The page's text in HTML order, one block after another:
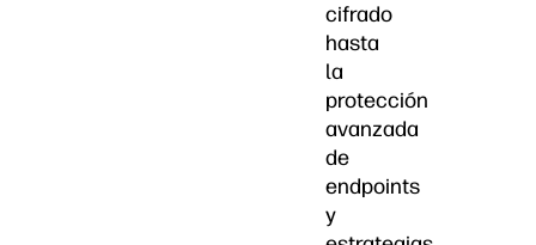
cifrado
hasta
la
protección
avanzada
de
endpoints
y